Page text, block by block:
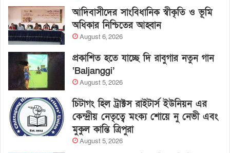
আদিবাসীদের সাংবিধানিক স্বীকৃতি ও ভূমি
অধিকার নিশ্চিতের আহ্বান
August 6, 2026
প্রকাশিত হতে যাচ্ছে দি রাবুগার নতুন গান
‘Baljanggi’
August 5, 2026
চিটাগং হিল ট্রাক্টস রাইটার্স ইউনিয়ন এর
কেন্দ্রীয় নেতৃত্বে মংক্য শোয়ে নু নেভী এবং
মুকুল কান্তি ত্রিপুরা
August 5, 2026